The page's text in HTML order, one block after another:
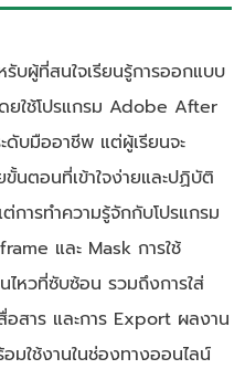
บผู้ที่สนใจเรียนรู้การออกแบบ
ยใช้โปรแกรม Adobe After
ดับมืออาชีพ แต่ผู้เรียนจะ
นตอนที่เข้าใจง่ายและปฏิบัติ
ารทำความรู้จักกับโปรแกรม
และ Mask การใช้
หวที่ซับซ้อน รวมถึงการใส่
อสาร และการ Export ผลงาน
มใช้งานในช่องทางออนไลน์